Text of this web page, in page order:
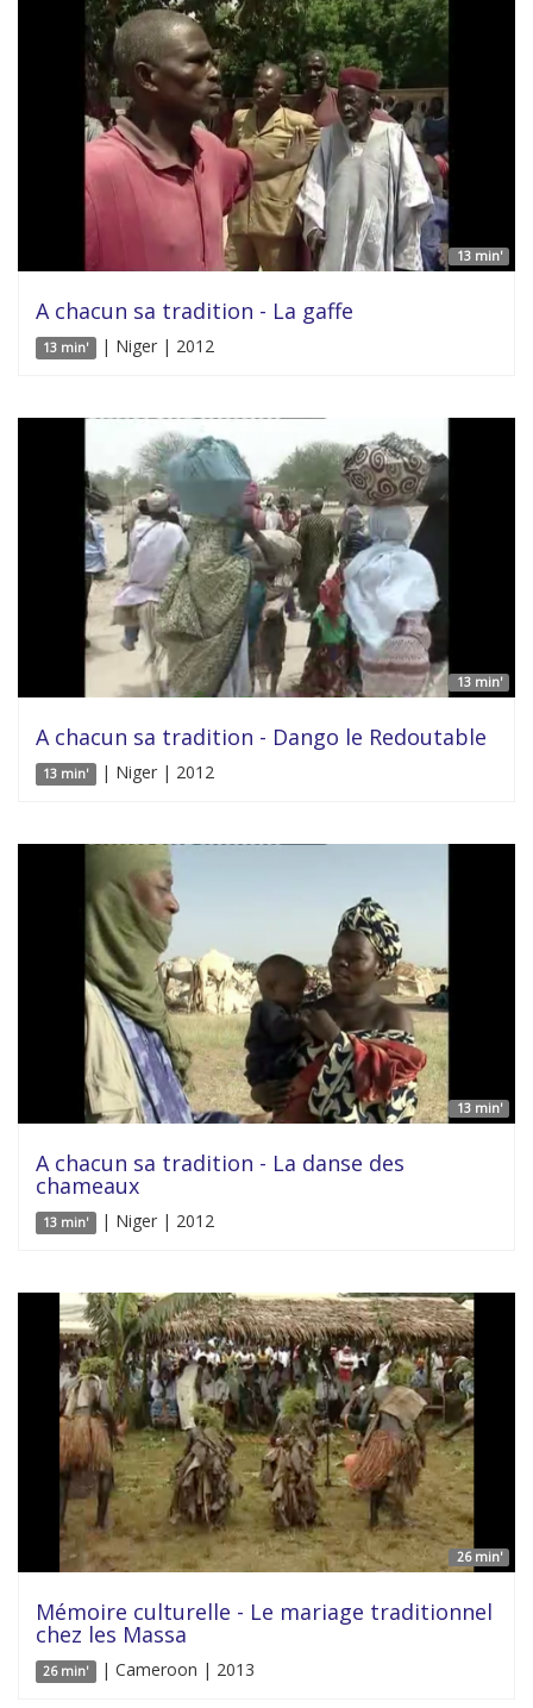
13 min'
A chacun sa tradition - La gaffe
13 min' | Niger | 2012
13 min'
A chacun sa tradition - Dango le Redoutable
13 min' | Niger | 2012
13 min'
A chacun sa tradition - La danse des
chameaux
13 min' | Niger | 2012
26 min'
Mémoire culturelle - Le mariage traditionnel
chez les Massa
26 min' | Cameroon | 2013